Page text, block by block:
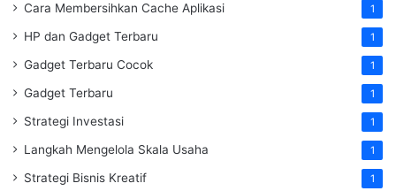
Cara Membersihkan Cache Aplikasi 1
HP dan Gadget Terbaru 1
Gadget Terbaru Cocok 1
Gadget Terbaru 1
Strategi Investasi 1
Langkah Mengelola Skala Usaha 1
Strategi Bisnis Kreatif 1